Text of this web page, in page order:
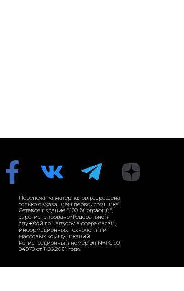
Перепечатка материалов разрешена
только с указанием первоисточника
Сетевое издание "100 биографий",
зарегистрировано Федеральной
службой по надзору в сфере связи,
информационных технологий и
массовых коммуникаций.
Регистрационный номер Эл №ФС 90 –
94870 от 11.06.2021 года.